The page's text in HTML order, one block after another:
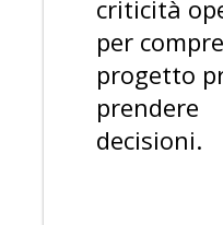
criticità
per
progetto
prendere
decisioni.